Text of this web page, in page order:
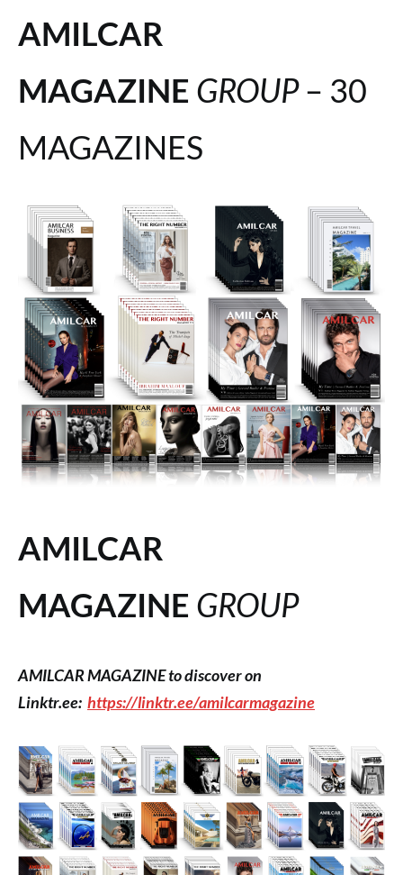
AMILCAR
MAGAZINE GROUP– 30
MAGAZINES
AMILCAR
MAGAZINE GROUP
AMILCAR MAGAZINE to discover on
Linktr.ee: https://linktr.ee/amilcarmagazine